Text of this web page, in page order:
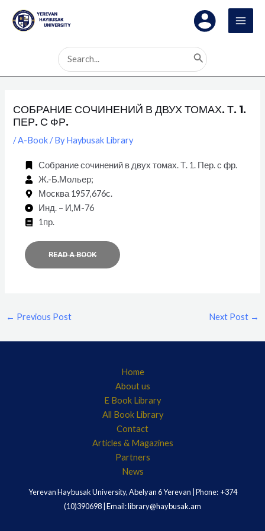
content
Search
for:
СОБРАНИЕ СОЧИНЕНИЙ В ДВУХ ТОМАХ. Т. 1.
ПЕР. С ФР.
/A-Book/ ByHaybusak Library
Собрание сочинений в двух томах. Т. 1. Пер. с фр.
Ж.-Б.Мольер;
Москва 1957,676с.
Инд. – И,М-76
1пр.
READ A BOOK
navigation
← Previous Post Next Post →
Home
About us
E Book Library
All Book Library
Contact
Articles & Magazines
Partners
News
Yerevan Haybusak University, Abelyan 6 Yerevan | Phone: +374
(10)390698 | Email: library@haybusak.am